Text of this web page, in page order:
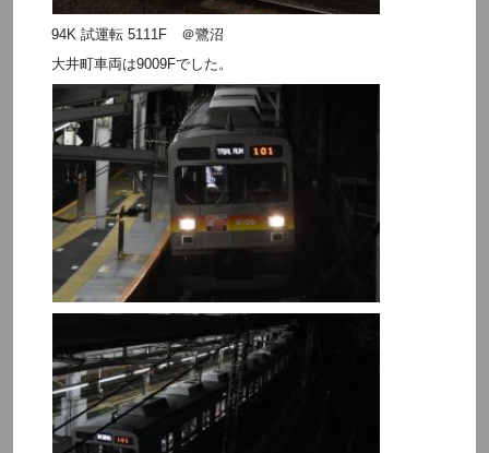
94K 試運転 5111F ＠鷺沼
大井町車両は9009Fでした。